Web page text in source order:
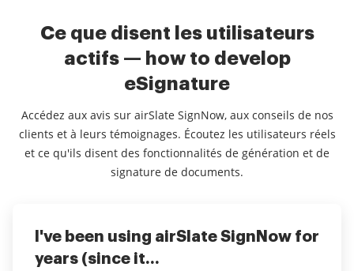
Ce que disent les utilisateurs
actifs — how to develop
eSignature
Accédez aux avis sur airSlate SignNow, aux conseils de nos
clients et à leurs témoignages. Écoutez les utilisateurs réels
et ce qu'ils disent des fonctionnalités de génération et de
signature de documents.
I've been using airSlate SignNow for
years (since it...
Everything has been great, really
easy to incorporate...
I couldn't conduct my business
without contracts and...